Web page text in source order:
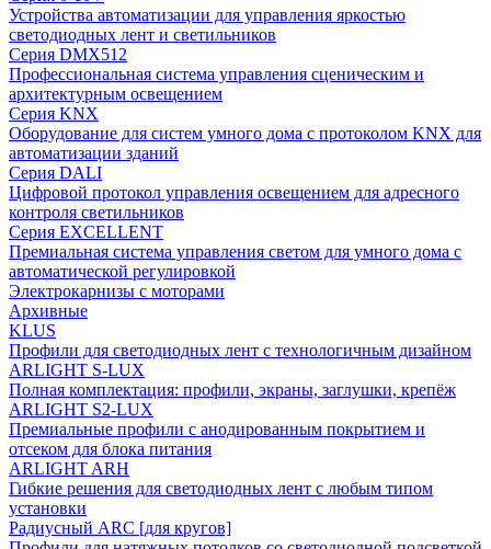
Устройства автоматизации для управления яркостью
светодиодных лент и светильников
Серия DMX512
Профессиональная система управления сценическим и
архитектурным освещением
Серия KNX
Оборудование для систем умного дома с протоколом KNX для
автоматизации зданий
Серия DALI
Цифровой протокол управления освещением для адресного
контроля светильников
Серия EXCELLENT
Премиальная система управления светом для умного дома с
автоматической регулировкой
Электрокарнизы с моторами
Архивные
KLUS
Профили для светодиодных лент с технологичным дизайном
ARLIGHT S-LUX
Полная комплектация: профили, экраны, заглушки, крепёж
ARLIGHT S2-LUX
Премиальные профили с анодированным покрытием и
отсеком для блока питания
ARLIGHT ARH
Гибкие решения для светодиодных лент с любым типом
установки
Радиусный ARC [для кругов]